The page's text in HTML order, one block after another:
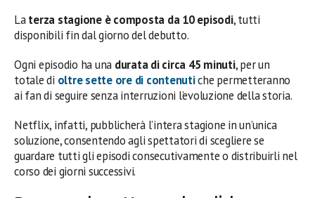
Laterza stagione è composta da 10 episodi, tutti
disponibili fin dal giorno del debutto.
Ogni episodio ha una durata di circa 45 minuti, per un
totale di oltre sette ore di contenutiche permetteranno
ai fan di seguire senza interruzioni l’evoluzione della storia.
Netflix, infatti, pubblicherà l’intera stagione in un’unica
soluzione, consentendo agli spettatori di scegliere se
guardare tutti gli episodi consecutivamente o distribuirli nel
corso dei giorni successivi.